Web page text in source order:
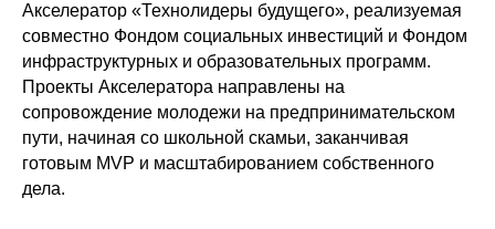
Акселератор «Технолидеры будущего», реализуемая
совместно Фондом социальных инвестиций и Фондом
инфраструктурных и образовательных программ.
Проекты Акселератора направлены на
сопровождение молодежи на предпринимательском
пути, начиная со школьной скамьи, заканчивая
готовым MVP и масштабированием собственного
дела.